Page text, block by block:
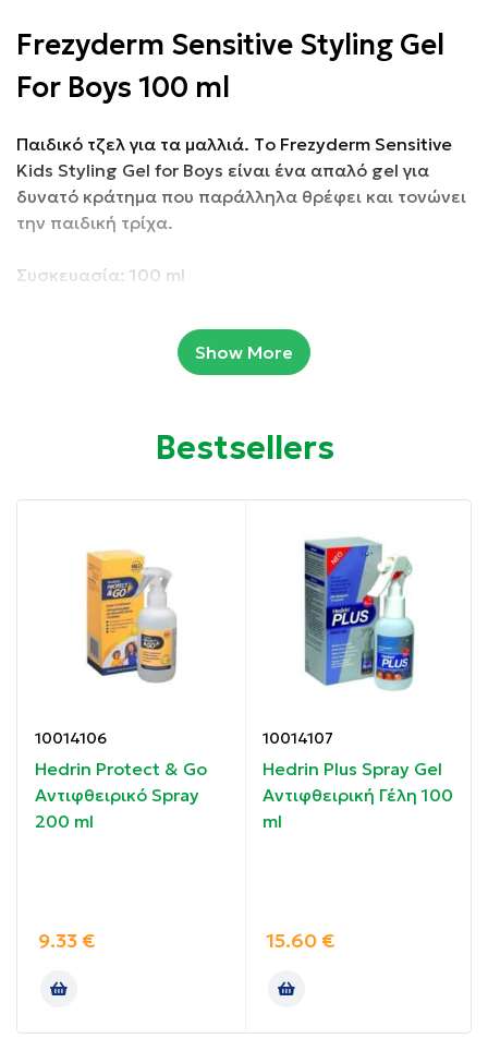
Frezyderm Sensitive Styling Gel
For Boys 100 ml
Παιδικό τζελ για τα μαλλιά. Τo Frezyderm Sensitive
Kids Styling Gel for Boys είναι ένα απαλό gel για
δυνατό κράτημα που παράλληλα θρέφει και τονώνει
την παιδική τρίχα.
Συσκευασία: 100 ml
Προστατεύει τη φυσιολογική δερματική χλωρίδα.
Ενισχύει την ελαστικότητα.
Προστατεύει από τη φθορά.
Οδηγίες χρήσης:
Εφαρμόστε σε στεγνά ή βρεγμένα μαλλιά. Μπορεί να
Συστατικά:
Βιοτίνη, Βιταμίνη ΡΡ, Προβιταμίνη Β5, Πρωτεΐνες
και Σιλικόνες
Show More
Bestsellers
10014106
Hedrin Protect & Go
Αντιφθειρικό Spray
200 ml
9.33 €
10014107
Hedrin Plus Spray Gel
Αντιφθειρική Γέλη 100
ml
15.60 €